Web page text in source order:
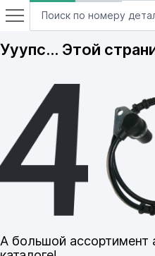
Ууупс… Этой
А большой ассортимент